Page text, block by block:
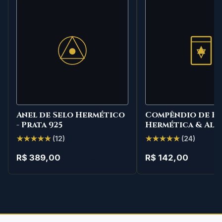
Anel de Selo Hermético
- Prata 925
★★★★★ (12)
R$ 389,00
Compêndio de
Hermética &
★★★★★ (24)
R$ 142,00